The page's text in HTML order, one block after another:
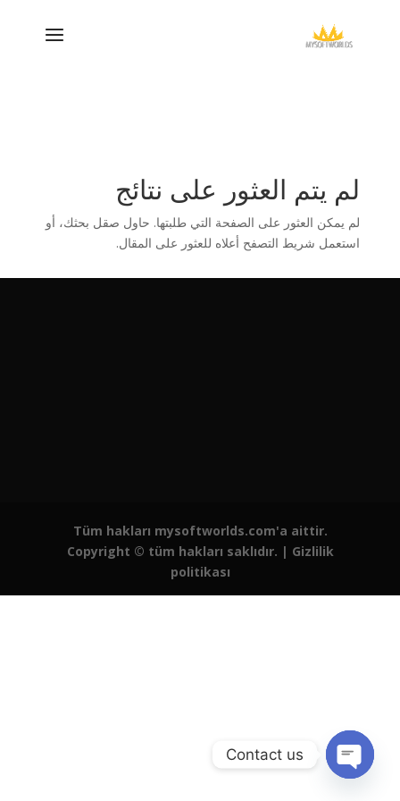
لم يتم العثور على نتائج
لم يمكن العثور على الصفحة التي طلبتها. حاول صقل بحثك، أو
استعمل شريط التصفح أعلاه للعثور على المقال.
Tüm hakları mysoftworlds.com'a aittir.
Copyright © tüm hakları saklıdır. | Gizlilik
politikası
Contact us